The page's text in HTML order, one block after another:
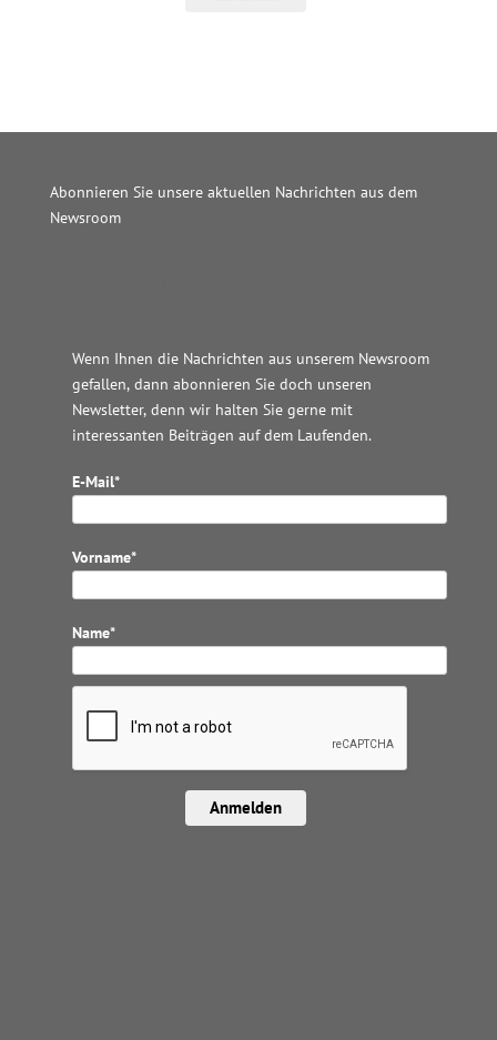
Abonnieren Sie unsere aktuellen Nachrichten aus dem
Newsroom
Wenn Ihnen die Nachrichten aus unserem Newsroom
gefallen, dann abonnieren Sie doch unseren
Newsletter, denn wir halten Sie gerne mit
interessanten Beiträgen auf dem Laufenden.
E-Mail*
Vorname*
Name*
Anmelden